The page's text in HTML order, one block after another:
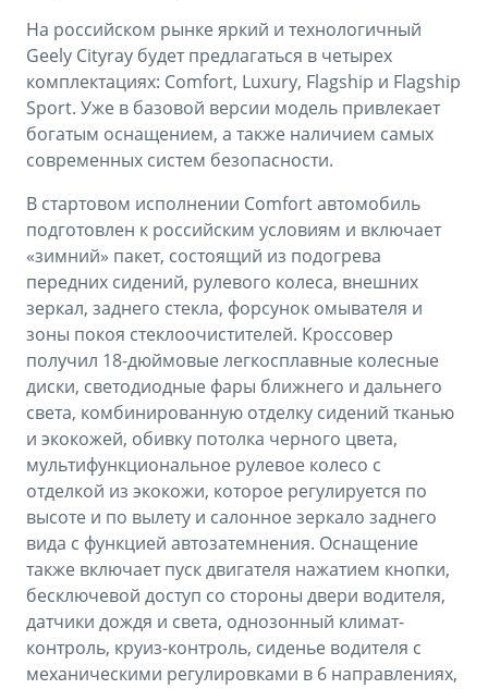
На российском рынке яркий и технологичный
Geely Cityray будет предлагаться в четырех
комплектациях: Comfort, Luxury, Flagship и Flagship
Sport. Уже в базовой версии модель привлекает
богатым оснащением, а также наличием самых
современных систем безопасности.
В стартовом исполнении Comfort автомобиль
подготовлен к российским условиям и включает
«зимний» пакет, состоящий из подогрева
передних сидений, рулевого колеса, внешних
зеркал, заднего стекла, форсунок омывателя и
зоны покоя стеклоочистителей. Кроссовер
получил 18-дюймовые легкосплавные колесные
диски, светодиодные фары ближнего и дальнего
света, комбинированную отделку сидений тканью
и экокожей, обивку потолка черного цвета,
мультифункциональное рулевое колесо с
отделкой из экокожи, которое регулируется по
высоте и по вылету и салонное зеркало заднего
вида с функцией автозатемнения. Оснащение
также включает пуск двигателя нажатием кнопки,
бесключевой доступ со стороны двери водителя,
датчики дождя и света, однозонный климат-
контроль, круиз-контроль, сиденье водителя с
механическими регулировками в 6 направлениях,